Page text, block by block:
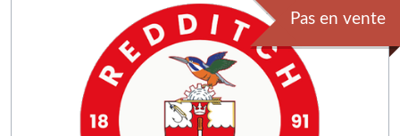
Pas en vente